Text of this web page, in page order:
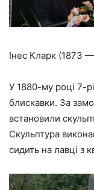
Інес Кларк (1873
У 1880-му році 7-
блискавки. За
встановили
Скульптура
сидить на лавці з